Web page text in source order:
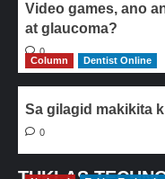
Video games, ano
at glaucoma?
0
Column
Dentist Online
Sa gilagid makikita
0